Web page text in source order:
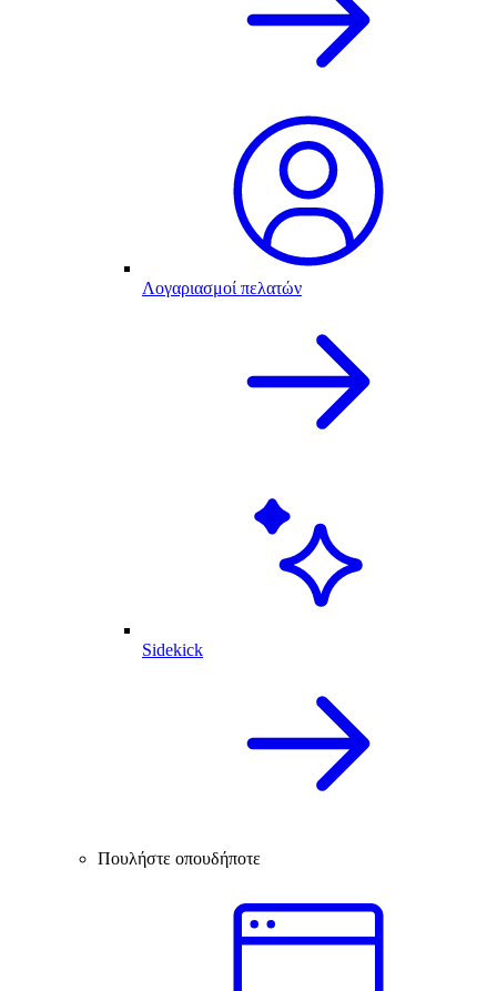
Λογαριασμοί πελατών
Sidekick
Πουλήστε οπουδήποτε